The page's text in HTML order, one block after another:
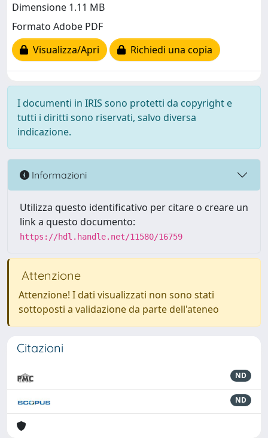
Dimensione 1.11 MB
Formato Adobe PDF
Visualizza/Apri
Richiedi una copia
I documenti in IRIS sono protetti da copyright e
tutti i diritti sono riservati, salvo diversa
indicazione.
Informazioni
Utilizza questo identificativo per citare o creare un
link a questo documento:
https://hdl.handle.net/11580/16759
Attenzione
Attenzione! I dati visualizzati non sono stati
sottoposti a validazione da parte dell'ateneo
Citazioni
ND
ND